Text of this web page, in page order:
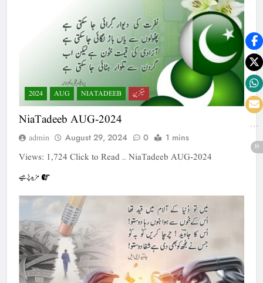
2024 AUG NIATADEEB میگزین
NiaTadeeb AUG-2024
admin August 29, 2024 0 1 mins
Views: 1,724 Click to Read … NiaTadeeb AUG-2024
مزید پڑھیے